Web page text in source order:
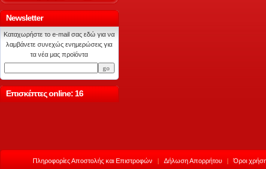
Newsletter
Καταχωρήστε το e-mail σας εδώ για να
λαμβάνετε συνεχώς ενημερώσεις για
τα νέα μας προϊόντα
Επισκέπτες online: 16
Πληροφορίες Αποστολής και Επιστροφών | Δήλωση Απορρήτου | Όροι